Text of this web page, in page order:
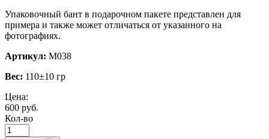
Упаковочный бант в подарочном пакете представлен для
примера и также может отличаться от указанного на
фотографиях.
Артикул: М038
Вес: 110±10 гр
Цена:
600 руб.
Кол-во